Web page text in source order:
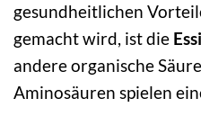
gesundheitlichen
gemacht wird, ist die
andere organische
Aminosäuren spielen